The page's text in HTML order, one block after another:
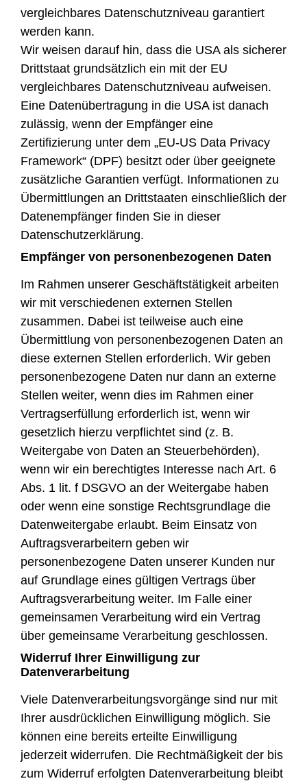
vergleichbares Datenschutzniveau garantiert
werden kann.
Wir weisen darauf hin, dass die USA als sicherer
Drittstaat grundsätzlich ein mit der EU
vergleichbares Datenschutzniveau aufweisen.
Eine Datenübertragung in die USA ist danach
zulässig, wenn der Empfänger eine
Zertifizierung unter dem „EU-US Data Privacy
Framework“ (DPF) besitzt oder über geeignete
zusätzliche Garantien verfügt. Informationen zu
Übermittlungen an Drittstaaten einschließlich der
Datenempfänger finden Sie in dieser
Datenschutzerklärung.
Empfänger von personenbezogenen Daten
Im Rahmen unserer Geschäftstätigkeit arbeiten
wir mit verschiedenen externen Stellen
zusammen. Dabei ist teilweise auch eine
Übermittlung von personenbezogenen Daten an
diese externen Stellen erforderlich. Wir geben
personenbezogene Daten nur dann an externe
Stellen weiter, wenn dies im Rahmen einer
Vertragserfüllung erforderlich ist, wenn wir
gesetzlich hierzu verpflichtet sind (z. B.
Weitergabe von Daten an Steuerbehörden),
wenn wir ein berechtigtes Interesse nach Art. 6
Abs. 1 lit. f DSGVO an der Weitergabe haben
oder wenn eine sonstige Rechtsgrundlage die
Datenweitergabe erlaubt. Beim Einsatz von
Auftragsverarbeitern geben wir
personenbezogene Daten unserer Kunden nur
auf Grundlage eines gültigen Vertrags über
Auftragsverarbeitung weiter. Im Falle einer
gemeinsamen Verarbeitung wird ein Vertrag
über gemeinsame Verarbeitung geschlossen.
Widerruf Ihrer Einwilligung zur
Datenverarbeitung
Viele Datenverarbeitungsvorgänge sind nur mit
Ihrer ausdrücklichen Einwilligung möglich. Sie
können eine bereits erteilte Einwilligung
jederzeit widerrufen. Die Rechtmäßigkeit der bis
zum Widerruf erfolgten Datenverarbeitung bleibt